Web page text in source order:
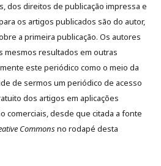
dos direitos de publicação impressa e
os artigos publicados são do autor,
a primeira publicação. Os autores
mesmos resultados em outras
este periódico como o meio da
de sermos um periódico de acesso
dos artigos em aplicações
comerciais, desde que citada a fonte
Commonsno rodapé desta